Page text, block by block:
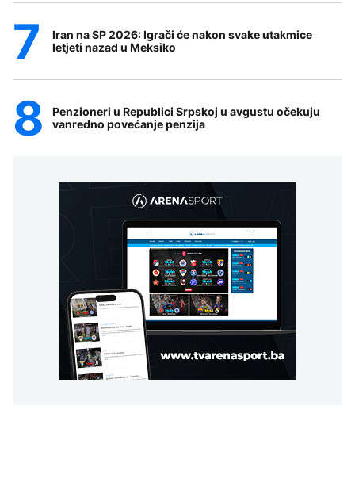
Iran na SP 2026: Igrači će nakon svake utakmice
letjeti nazad u Meksiko
Penzioneri u Republici Srpskoj u avgustu očekuju
vanredno povećanje penzija